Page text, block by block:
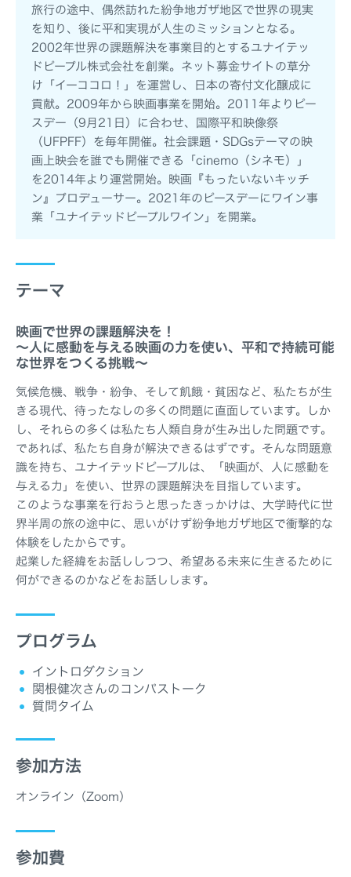
旅行の途中、偶然訪れた紛争地ガザ地区で世界の現実
を知り、後に平和実現が人生のミッションとなる。
2002年世界の課題解決を事業目的とするユナイテッ
ドピープル株式会社を創業。ネット募金サイトの草分
け「イーココロ！」を運営し、日本の寄付文化醸成に
貢献。2009年から映画事業を開始。2011年よりピー
スデー（9月21日）に合わせ、国際平和映像祭
（UFPFF）を毎年開催。社会課題・SDGsテーマの映
画上映会を誰でも開催できる「cinemo（シネモ）」
を2014年より運営開始。映画『もったいないキッチ
ン』プロデューサー。2021年のピースデーにワイン事
業「ユナイテッドピープルワイン」を開業。
テーマ
映画で世界の課題解決を！
～人に感動を与える映画の力を使い、平和で持続可能
な世界をつくる挑戦～
気候危機、戦争・紛争、そして飢餓・貧困など、私たちが生
きる現代、待ったなしの多くの問題に直面しています。しか
し、それらの多くは私たち人類自身が生み出した問題です。
であれば、私たち自身が解決できるはずです。そんな問題意
識を持ち、ユナイテッドピープルは、「映画が、人に感動を
与える力」を使い、世界の課題解決を目指しています。
このような事業を行おうと思ったきっかけは、大学時代に世
界半周の旅の途中に、思いがけず紛争地ガザ地区で衝撃的な
体験をしたからです。
起業した経緯をお話ししつつ、希望ある未来に生きるために
何ができるのかなどをお話しします。
プログラム
イントロダクション
関根健次さんのコンパストーク
質問タイム
参加方法
オンライン（Zoom）
参加費